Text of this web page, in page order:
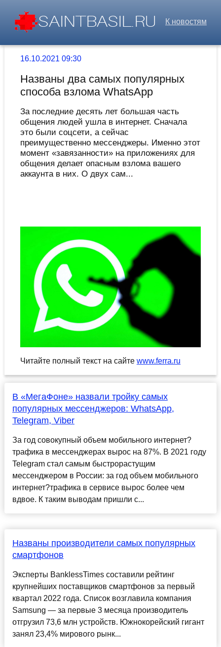
К новостям
16.10.2021 09:30
Названы два самых популярных
способа взлома WhatsApp
За последние десять лет большая часть
общения людей ушла в интернет. Сначала
это были соцсети, а сейчас
преимущественно мессенджеры. Именно этот
момент «завязанности» на приложениях для
общения делает опасным взлома вашего
аккаунта в них. О двух сам...
Читайте полный текст на сайте www.ferra.ru
В «МегаФоне» назвали тройку самых
популярных мессенджеров: WhatsApp,
Telegram, Viber
За год совокупный объем мобильного интернет?
трафика в мессенджерах вырос на 87%. В 2021 году
Telegram стал самым быстрорастущим
мессенджером в России: за год объем мобильного
интернет?трафика в сервисе вырос более чем
вдвое. К таким выводам пришли с...
Названы производители самых популярных
смартфонов
Эксперты BanklessTimes составили рейтинг
крупнейших поставщиков смартфонов за первый
квартал 2022 года. Список возглавила компания
Samsung — за первые 3 месяца производитель
отгрузил 73,6 млн устройств. Южнокорейский гигант
занял 23,4% мирового рынк...